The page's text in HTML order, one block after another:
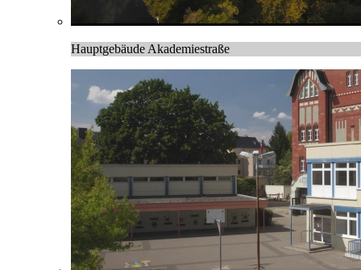
Hauptgebäude Akademiestraße